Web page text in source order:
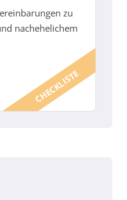
CHECKLISTE
zu
nachehelichem